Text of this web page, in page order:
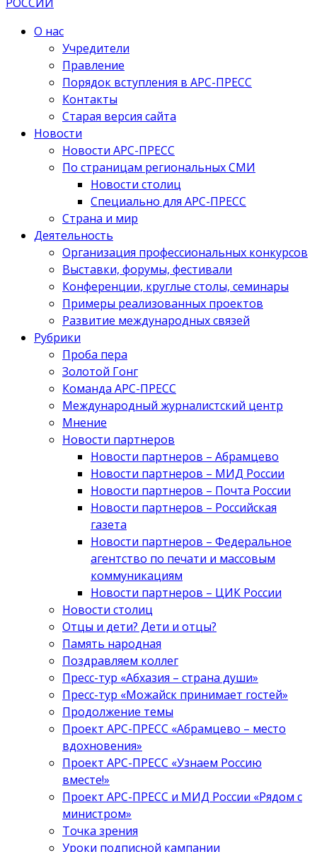
О нас
Учредители
Правление
Порядок вступления в АРС-ПРЕСС
Контакты
Старая версия сайта
Новости
Новости АРС-ПРЕСС
По страницам региональных СМИ
Новости столиц
Специально для АРС-ПРЕСС
Страна и мир
Деятельность
Организация профессиональных конкурсов
Выставки, форумы, фестивали
Конференции, круглые столы, семинары
Примеры реализованных проектов
Развитие международных связей
Рубрики
Проба пера
Золотой Гонг
Команда АРС-ПРЕСС
Международный журналистский центр
Мнение
Новости партнеров
Новости партнеров – Абрамцево
Новости партнеров – МИД России
Новости партнеров – Почта России
Новости партнеров – Российская
газета
Новости партнеров – Федеральное
агентство по печати и массовым
коммуникациям
Новости партнеров – ЦИК России
Новости столиц
Отцы и дети? Дети и отцы?
Память народная
Поздравляем коллег
Пресс-тур «Абхазия – страна души»
Пресс-тур «Можайск принимает гостей»
Продолжение темы
Проект АРС-ПРЕСС «Абрамцево – место
вдохновения»
Проект АРС-ПРЕСС «Узнаем Россию
вместе!»
Проект АРС-ПРЕСС и МИД России «Рядом с
министром»
Точка зрения
Уроки подписной кампании